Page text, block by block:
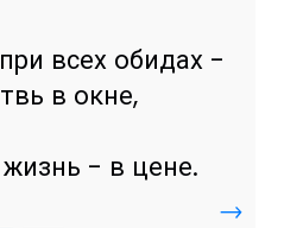
всех обидах -
в окне,
- в цене.
→